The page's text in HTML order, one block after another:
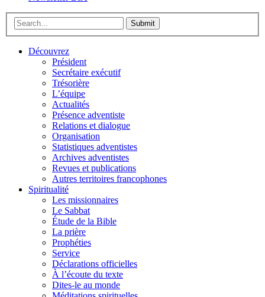
Submit
Découvrez
Président
Secrétaire exécutif
Trésorière
L’équipe
Actualités
Présence adventiste
Relations et dialogue
Organisation
Statistiques adventistes
Archives adventistes
Revues et publications
Autres territoires francophones
Spiritualité
Les missionnaires
Le Sabbat
Étude de la Bible
La prière
Prophéties
Service
Déclarations officielles
À l’écoute du texte
Dites-le au monde